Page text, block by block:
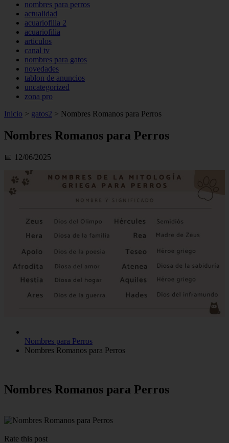
nombres para perros
actualidad
acuariofilia 2
acuariofilia
articulos
canal tv
nombres para gatos
novedades
tablon de anuncios
uncategorized
zona pro
Inicio > gatos2 > Nombres Romanos para Perros
Nombres Romanos para Perros
📅 12/06/2025
Nombres para Perros
Nombres Romanos para Perros
Nombres Romanos para Perros
Rate this post